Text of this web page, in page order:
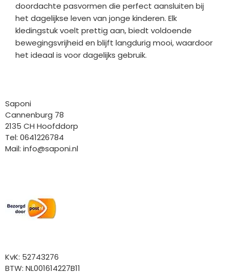
doordachte pasvormen die perfect aansluiten bij
het dagelijkse leven van jonge kinderen. Elk
kledingstuk voelt prettig aan, biedt voldoende
bewegingsvrijheid en blijft langdurig mooi, waardoor
het ideaal is voor dagelijks gebruik.
Saponi
Cannenburg 78
2135 CH Hoofddorp
Tel: 0641226784
Mail: info@saponi.nl
KvK: 52743276
BTW: NL001614227B11